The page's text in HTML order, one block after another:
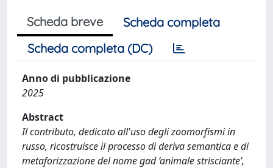
Scheda breve
Scheda completa
Scheda completa (DC)
Anno di pubblicazione
2025
Abstract
Il contributo, dedicato all'uso degli zoomorfismi in
russo, ricostruisce il processo di deriva semantica e di
metaforizzazione del nome gad ‘animale strisciante’,